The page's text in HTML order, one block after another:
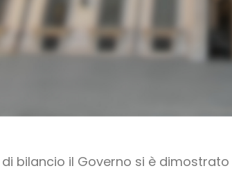
bilancio il Governo si è